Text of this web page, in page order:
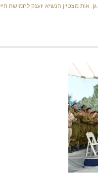
אות מצטיין הנשיא יוענק לחמישה